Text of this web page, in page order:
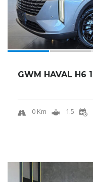
0 Km 1.5